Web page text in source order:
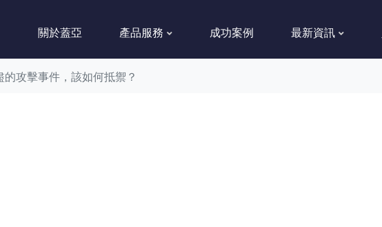
關於蓋亞 產品服務 成功案例 最新資訊
攻擊事件，該如何抵禦？